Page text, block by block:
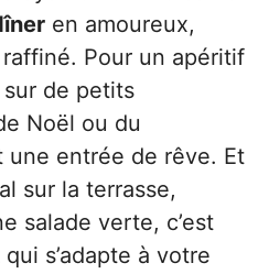
en amoureux,
Pour un apéritif
de petits
Noël ou du
une entrée de rêve. Et
sur la terrasse,
salade verte, c’est
s’adapte à votre